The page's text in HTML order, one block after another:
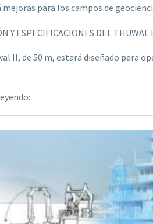
mejoras para los campos de
Y ESPECIFICACIONES DEL THUWAL
II, de 50 m, estará diseñado para